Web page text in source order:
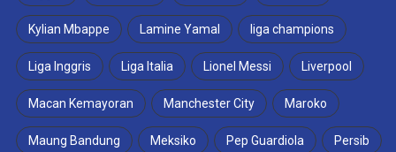
Kylian Mbappe Lamine Yamal liga champions
Liga Inggris Liga Italia Lionel Messi Liverpool
Macan Kemayoran Manchester City Maroko
Maung Bandung Meksiko Pep Guardiola Persib